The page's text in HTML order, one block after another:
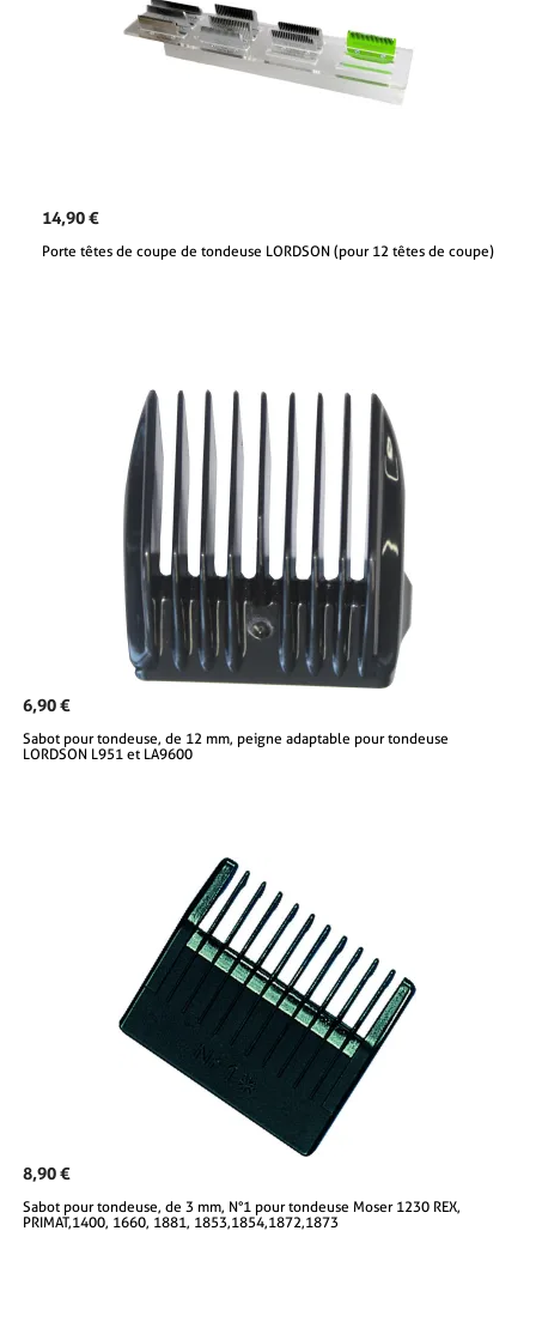
14,90 €
Porte têtes de coupe de tondeuse LORDSON (pour 12 têtes de coupe)
6,90 €
Sabot pour tondeuse, de 12 mm, peigne adaptable pour tondeuse
LORDSON L951 et LA9600
8,90 €
Sabot pour tondeuse, de 3 mm, N°1 pour tondeuse Moser 1230 REX,
PRIMAT,1400, 1660, 1881, 1853,1854,1872,1873